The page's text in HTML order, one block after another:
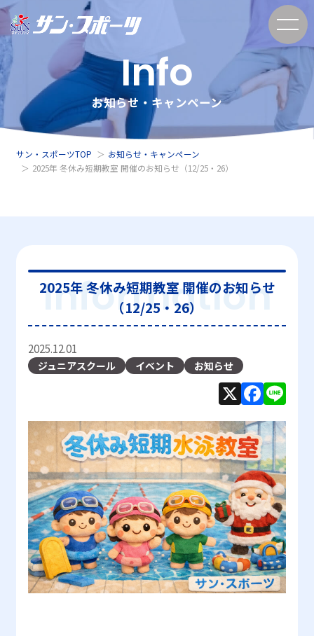
Info
お知らせ・キャンペーン
サン・スポーツTOP
お知らせ・キャンペーン
2025年 冬休み短期教室 開催のお知らせ（12/25・26）
2025年 冬休み短期教室 開催のお知らせ
（12/25・26）
Information
2025.12.01
ジュニアスクール イベント お知らせ
X F
a
c
e
b
o
o
k